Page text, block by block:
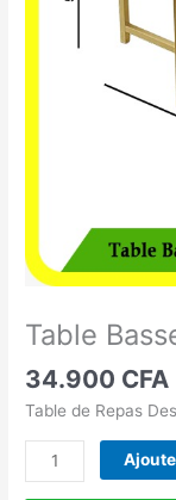
Table
34.900 CFA
Table de Repas